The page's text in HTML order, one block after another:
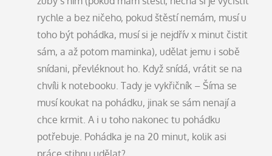
rychle a bez ničeho, pokud štěstí nemám, musí u
toho být pohádka, musí si je nejdřív x minut čistit
sám, a až potom maminka), udělat jemu i sobě
snídani, převléknout ho. Když snídá, vrátit se na
chvíli k notebooku. Tady je vykřičník – Šíma se
musí koukat na pohádku, jinak se sám nenají a
chce krmit. A i u toho nakonec tu pohádku
potřebuje. Pohádka je na 20 minut, kolik asi
práce stihnu udělat?